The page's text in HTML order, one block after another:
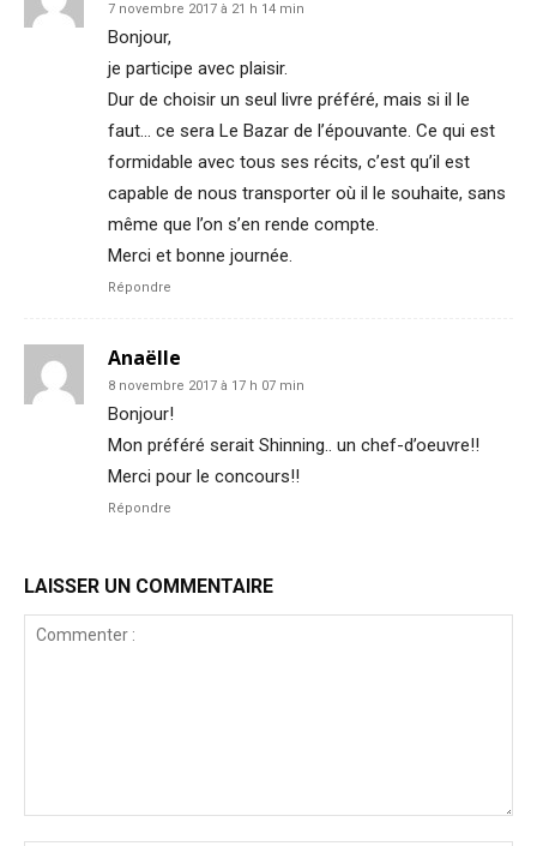
7 novembre 2017 à 21 h 14 min
Bonjour,
je participe avec plaisir.
Dur de choisir un seul livre préféré, mais si il le
faut… ce sera Le Bazar de l’épouvante. Ce qui est
formidable avec tous ses récits, c’est qu’il est
capable de nous transporter où il le souhaite, sans
même que l’on s’en rende compte.
Merci et bonne journée.
Répondre
Anaëlle
8 novembre 2017 à 17 h 07 min
Bonjour!
Mon préféré serait Shinning.. un chef-d’oeuvre!!
Merci pour le concours!!
Répondre
LAISSER UN COMMENTAIRE